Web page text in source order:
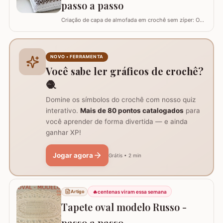
passo a passo
Criação de capa de almofada em crochê sem zíper: O
prática para lavar e versátil, usando crochê com fio de
Materiais necessários para o projeto: São
imprescindíveis fio de algodão nº6, agulha de…
NOVO • FERRAMENTA
Você sabe ler gráficos de crochê?
🧶
Domine os símbolos do crochê com nosso quiz
interativo. Mais de 80 pontos catalogados para
você aprender de forma divertida — e ainda
ganhar XP!
Jogar agora Grátis • 2 min
Artigo 🔥centenas viram essa semana
Tapete oval modelo Russo -